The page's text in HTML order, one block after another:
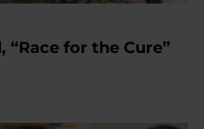
“Race for the Cure”